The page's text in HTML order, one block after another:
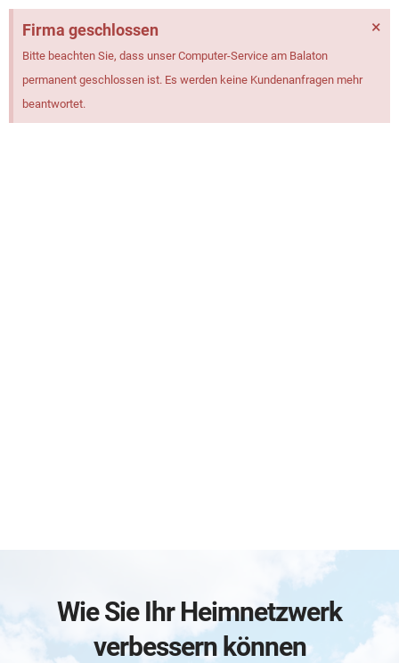
Firma geschlossen
Bitte beachten Sie, dass unser Computer-Service am Balaton
permanent geschlossen ist. Es werden keine Kundenanfragen mehr
beantwortet.
×
Wie Sie Ihr Heimnetzwerk
verbessern können